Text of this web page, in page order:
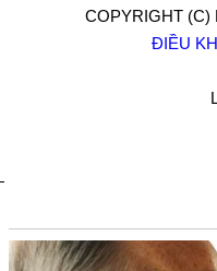
COPYRIGHT (C)
ĐIỀU